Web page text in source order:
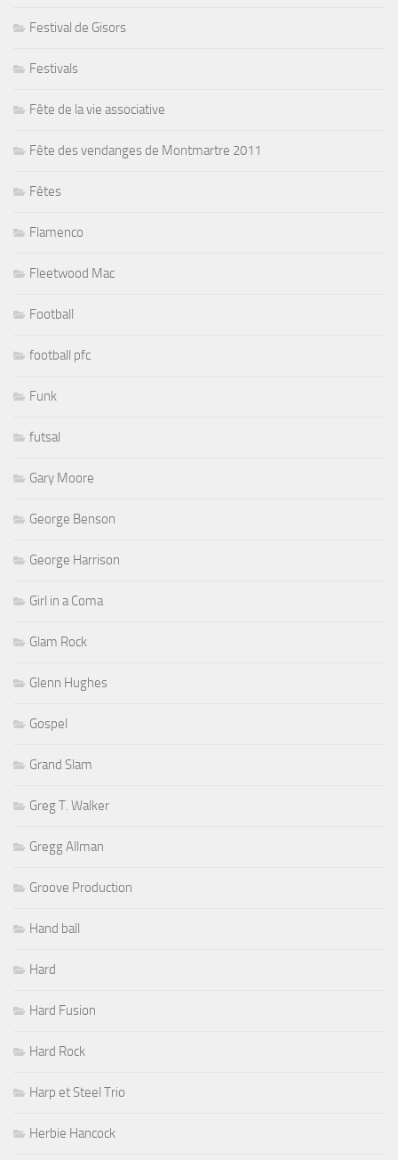
Festival de Gisors
Festivals
Fête de la vie associative
Fête des vendanges de Montmartre 2011
Fêtes
Flamenco
Fleetwood Mac
Football
football pfc
Funk
futsal
Gary Moore
George Benson
George Harrison
Girl in a Coma
Glam Rock
Glenn Hughes
Gospel
Grand Slam
Greg T. Walker
Gregg Allman
Groove Production
Hand ball
Hard
Hard Fusion
Hard Rock
Harp et Steel Trio
Herbie Hancock